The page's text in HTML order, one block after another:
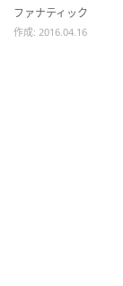
ファナティック
作成: 2016.04.16